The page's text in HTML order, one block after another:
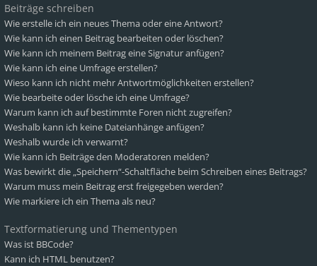
Beiträge schreiben
Wie erstelle ich ein neues Thema oder eine Antwort?
Wie kann ich einen Beitrag bearbeiten oder löschen?
Wie kann ich meinem Beitrag eine Signatur anfügen?
Wie kann ich eine Umfrage erstellen?
Wieso kann ich nicht mehr Antwortmöglichkeiten erstellen?
Wie bearbeite oder lösche ich eine Umfrage?
Warum kann ich auf bestimmte Foren nicht zugreifen?
Weshalb kann ich keine Dateianhänge anfügen?
Weshalb wurde ich verwarnt?
Wie kann ich Beiträge den Moderatoren melden?
Was bewirkt die „Speichern“-Schaltfläche beim Schreiben eines Beitrags?
Warum muss mein Beitrag erst freigegeben werden?
Wie markiere ich ein Thema als neu?
Textformatierung und Thementypen
Was ist BBCode?
Kann ich HTML benutzen?